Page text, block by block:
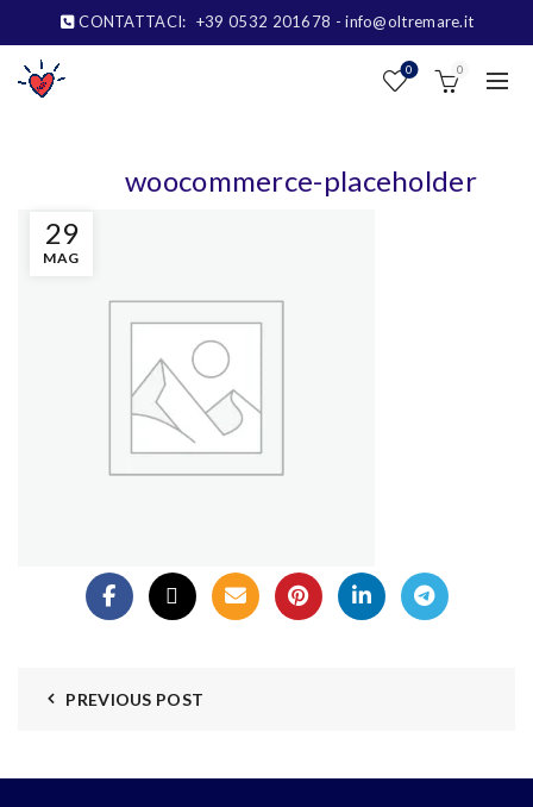
CONTATTACI: +39 0532 201678 - info@oltremare.it
0 0
29
MAG
woocommerce-placeholder
PREVIOUS POST